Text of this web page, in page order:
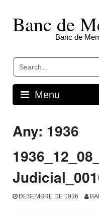
contentBanc de
Banc de
Menu
Any: 1936
DESEMBRE DE 1936